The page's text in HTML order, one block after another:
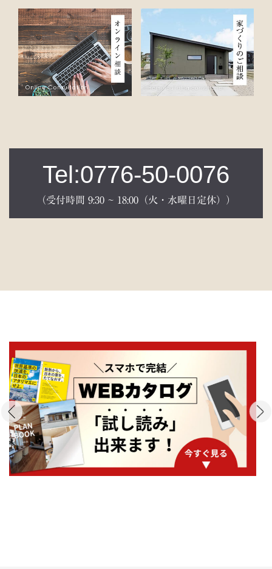
Tel:0776-50-0076
（受付時間 9:30 ~ 18:00（火・水曜日定休））